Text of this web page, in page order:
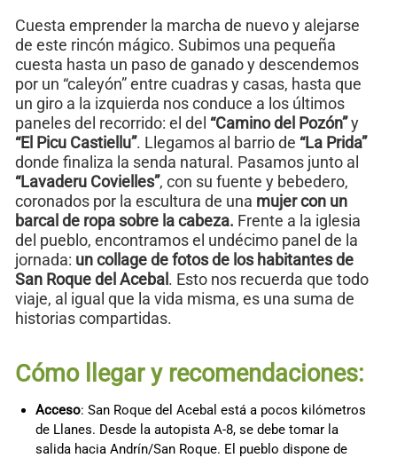
Cuesta emprender la marcha de nuevo y alejarse
de este rincón mágico. Subimos una pequeña
cuesta hasta un paso de ganado y descendemos
por un “caleyón” entre cuadras y casas, hasta que
un giro a la izquierda nos conduce a los últimos
paneles del recorrido: el del “Camino del Pozón”y
“El Picu Castiellu”. Llegamos al barrio de “La Prida”
donde finaliza la senda natural. Pasamos junto al
“Lavaderu Covielles”, con su fuente y bebedero,
coronados por la escultura de una mujer con un
barcal de ropa sobre la cabeza. Frente a la iglesia
del pueblo, encontramos el undécimo panel de la
jornada: un collage de fotos de los habitantes de
San Roque del Acebal . Esto nos recuerda que todo
viaje, al igual que la vida misma, es una suma de
historias compartidas.
Cómo llegar y recomendaciones:
Acceso: San Roque del Acebal está a pocos kilómetros
de Llanes. Desde la autopista A-8, se debe tomar la
salida hacia Andrín/San Roque. El pueblo dispone de